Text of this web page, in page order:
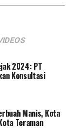
langsung
Ns. Nur
S.Kep.,
seluruh
sesuai standar
Taufik
mengawal
2024: PT
Konsultasi
Manis, Kota
Teraman